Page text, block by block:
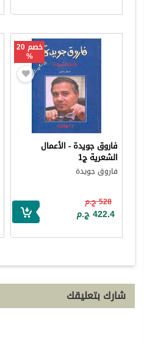
خصم 20
%
فاروق جويدة - الأعمال
الشعرية ج1
فاروق جويدة
528 ج.م
422.4 ج.م
شارك بتعليقك